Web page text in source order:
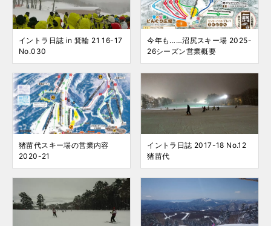
イントラ日誌 in 箕輪 21 16-17
No.030
今年も……沼尻スキー場 2025-
26シーズン営業概要
猪苗代スキー場の営業内容
2020-21
イントラ日誌 2017-18 No.12
猪苗代